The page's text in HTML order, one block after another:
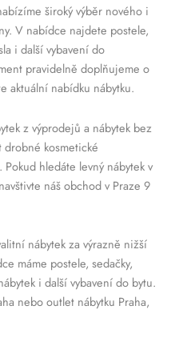
široký výběr nového i
V nabídce najdete postele,
i další vybavení do
pravidelně doplňujeme o
aktuální nabídku nábytku.
z výprodejů a nábytek bez
kosmetické
hledáte levný nábytek v
náš obchod v Praze 9
nábytek za výrazně nižší
máme postele, sedačky,
i další vybavení do bytu.
nebo outlet nábytku Praha,